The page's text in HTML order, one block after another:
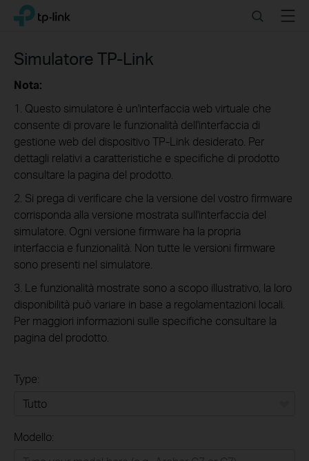
Click
navigation
TP-Link, Reliably Smart SearchMenu
Simulatore TP-Link
Nota:
1. Questo simulatore è un'interfaccia web virtuale che
consente di provare le funzionalità dell'interfaccia di
gestione web del dispositivo TP-Link desiderato. Per
dettagli relativi a caratteristiche e specifiche di prodotto
consultare la pagina del prodotto.
2. Si prega di verificare che la versione del vostro firmware
corrisponda alla versione mostrata sull'interfaccia del
simulatore. Ogni versione firmware ha la propria
interfaccia e funzionalità. Non tutte le versioni firmware
sono presenti nel simulatore.
3. Le funzionalità mostrate sono a scopo illustrativo, la loro
disponibilità può variare in base a regolamentazioni locali.
Per maggiori informazioni sulle specifiche consultare la
pagina del prodotto.
Type:
Modello: